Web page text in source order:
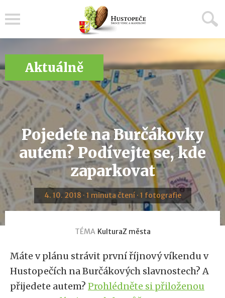
Aktuálně
Pojedete na Burčákovky
autem? Podívejte se, kde
zaparkovat
4. 10. 2018 · 1 minuta čtení · 1 fotografie
TÉMA KulturaZ města
Máte v plánu strávit první říjnový víkendu v
Hustopečích na Burčákových slavnostech? A
přijedete autem? Prohlédněte si přiloženou